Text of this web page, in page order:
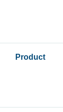
Product